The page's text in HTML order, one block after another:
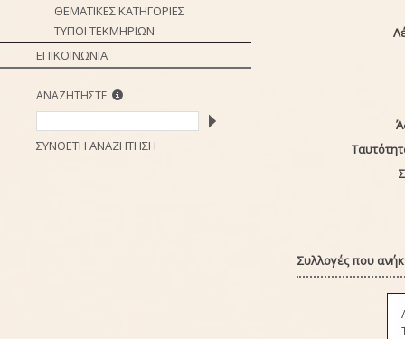
ΘΕΜΑΤΙΚΕΣ ΚΑΤΗΓΟΡΙΕΣ
ΤΥΠΟΙ ΤΕΚΜΗΡΙΩΝ
ΕΠΙΚΟΙΝΩΝΙΑ
ΑΝΑΖΗΤΗΣΤΕ
ΣΥΝΘΕΤΗ ΑΝΑΖΗΤΗΣΗ
Συλλογές που